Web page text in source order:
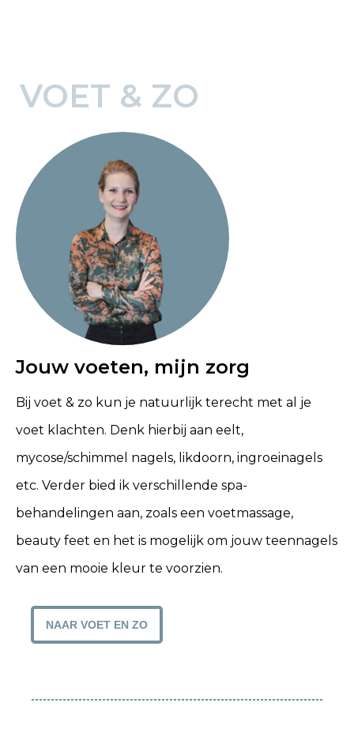
VOET & ZO
Jouw voeten, mijn zorg
Bij voet & zo kun je natuurlijk terecht met al je
voet klachten. Denk hierbij aan eelt,
mycose/schimmel nagels, likdoorn, ingroeinagels
etc. Verder bied ik verschillende spa-
behandelingen aan, zoals een voetmassage,
beauty feet en het is mogelijk om jouw teennagels
van een mooie kleur te voorzien.
NAAR VOET EN ZO